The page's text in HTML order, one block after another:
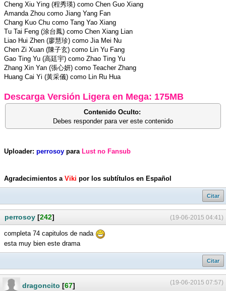
Cheng Xiu Ying (程秀瑛) como Chen Guo Xiang
Amanda Zhou como Jiang Yang Fan
Chang Kuo Chu como Tang Yao Xiang
Tu Tai Feng (涂台鳳) como Chen Xiang Lian
Liao Hui Zhen (廖慧珍) como Jia Mei Nu
Chen Zi Xuan (陳子玄) como Lin Yu Fang
Gao Ting Yu (高廷宇) como Zhao Ting Yu
Zhang Xin Yan (張心妍) como Teacher Zhang
Huang Cai Yi (黃采儀) como Lin Ru Hua
Descarga Versión Ligera en Mega: 175MB
Contenido Oculto:
Debes responder para ver este contenido
Uploader: perrosoy para Lust no Fansub
Agradecimientos a Viki por los subtítulos en Español
Citar
(19-06-2015 04:41)
perrosoy [242]
completa 74 capitulos de nada
esta muy bien este drama
Citar
(19-06-2015 07:57)
dragoncito [67]